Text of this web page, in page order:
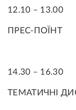
12.10 – 13.00
ПРЕС-ПОЇНТ
14.30 – 16.30
ТЕМАТИЧНІ